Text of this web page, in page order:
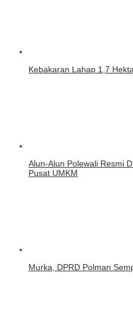
Kebakaran Lahap 1,7
Alun-Alun Polewali Resmi
Pusat UMKM
Murka, DPRD Polman